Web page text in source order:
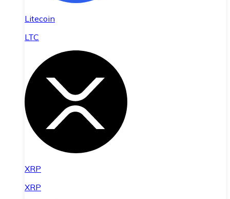
Litecoin
LTC
XRP
XRP